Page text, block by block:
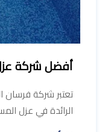
أفضل شركة عزل
تعتبر شركة فرسان
الرائدة في عزل